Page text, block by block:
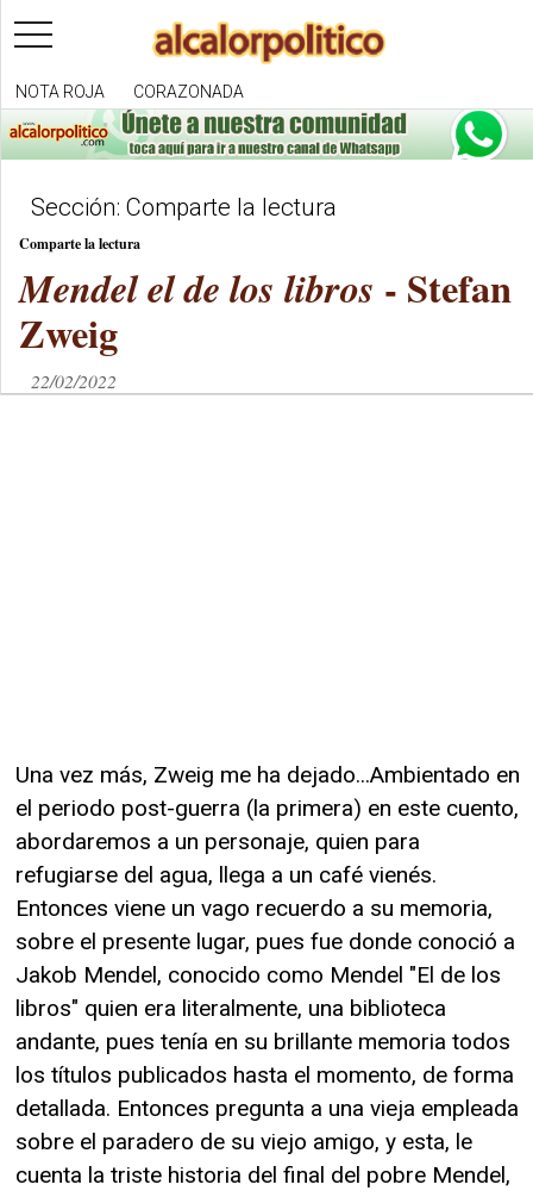
toggle
navigation
NOTA ROJA CORAZONADA
Sección: Comparte la lectura
Comparte la lectura
Mendel el de los libros - Stefan
Zweig
22/02/2022
Una vez más, Zweig me ha dejado...Ambientado en
el periodo post-guerra (la primera) en este cuento,
abordaremos a un personaje, quien para
refugiarse del agua, llega a un café vienés.
Entonces viene un vago recuerdo a su memoria,
sobre el presente lugar, pues fue donde conoció a
Jakob Mendel, conocido como Mendel "El de los
libros" quien era literalmente, una biblioteca
andante, pues tenía en su brillante memoria todos
los títulos publicados hasta el momento, de forma
detallada. Entonces pregunta a una vieja empleada
sobre el paradero de su viejo amigo, y esta, le
cuenta la triste historia del final del pobre Mendel,